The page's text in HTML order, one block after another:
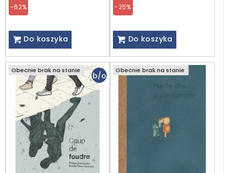
-62%
Do koszyka
-25%
Do koszyka
b/o
Obecnie brak na stanie Obecnie brak na stanie